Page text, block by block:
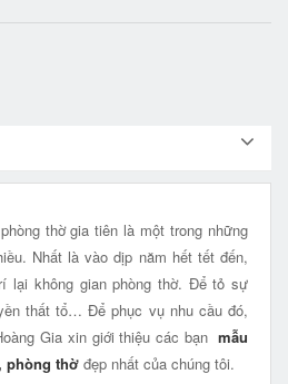
thờ gia tiên là một trong những
Nhất là vào dịp năm hết tết đến,
lại không gian phòng thờ. Để tỏ sự
thất tổ… Để phục vụ nhu cầu đó,
Gia xin giới thiệu các bạn mẫu
phòng thờ đẹp nhất của chúng tôi.